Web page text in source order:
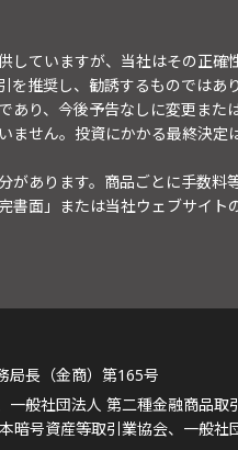
ていますが、当社はその正
推奨し、勧誘するものではあ
り、今後予告なしに変更また
せん。投資にかかる最終決
あります。商品ごとに手数料
書面」または当社ウェブサイト
長（金商）第165号
一般社団法人 第二種金融商品取
暗号資産等取引業協会、一般社